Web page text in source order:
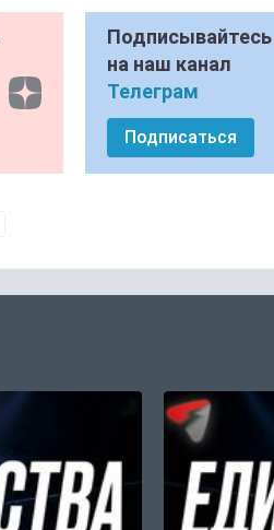
Подписывайтесь
на наш канал
Телеграм
Подписаться